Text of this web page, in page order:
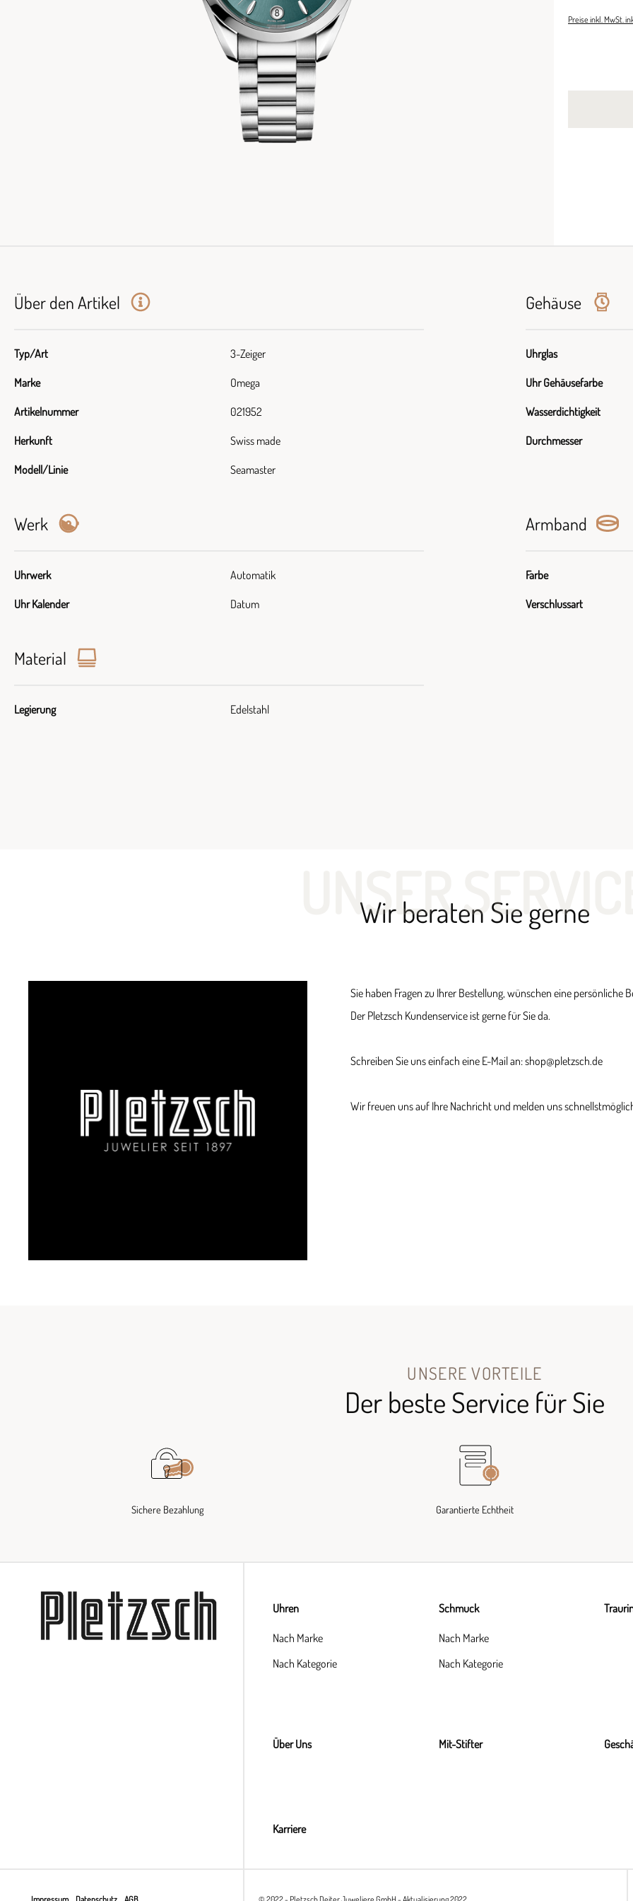
Preise inkl. MwSt.
Über den Artikel
Typ/Art 3-Zeiger
Marke Omega
Artikelnummer 021952
Herkunft Swiss made
Modell/Linie Seamaster
Gehäuse
Uhrglas
Uhr Gehäusefarbe
Wasserdichtigkeit
Durchmesser
Werk
Uhrwerk Automatik
Uhr Kalender Datum
Armband
Farbe
Verschlussart
Material
Legierung Edelstahl
UNSER
Wir beraten Sie gerne
Sie haben Fragen zu Ihrer Bestellung, wünschen eine persönliche
Der Pletzsch Kundenservice ist gerne für Sie da.
Schreiben Sie uns einfach eine E-Mail an: shop@pletzsch.de
Wir freuen uns auf Ihre Nachricht und melden uns
UNSERE VORTEILE
Der beste Service für Sie
Sichere Bezahlung Garantierte Echtheit
Uhren
Nach Marke
Nach Kategorie
Schmuck
Nach Marke
Nach Kategorie
Über Uns Mit-Stifter
Karriere